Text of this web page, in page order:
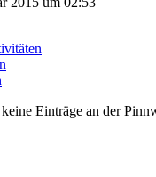
Einträge an der